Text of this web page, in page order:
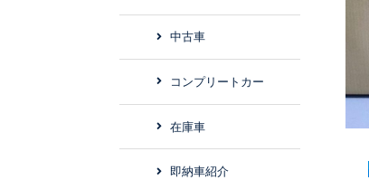
中古車
コンプリートカー
在庫車
即納車紹介